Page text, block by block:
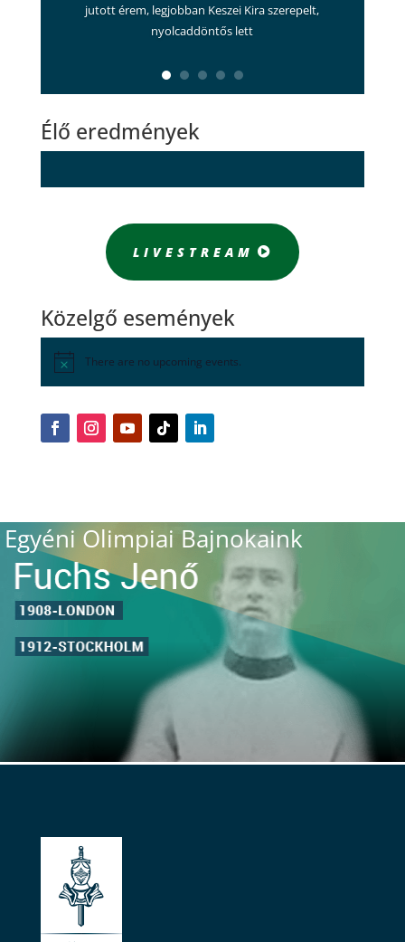
jutott érem, legjobban Keszei Kira szerepelt,
nyolcaddöntős lett
Élő eredmények
LIVESTREAM
Közelgő események
There are no upcoming events.
Egyéni Olimpiai Bajnokaink